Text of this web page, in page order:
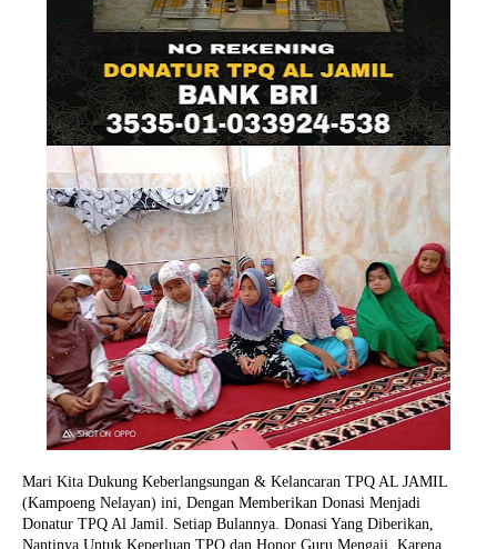
Mari Kita Dukung Keberlangsungan & Kelancaran TPQ AL JAMIL
(Kampoeng Nelayan) ini, Dengan Memberikan Donasi Menjadi
Donatur TPQ Al Jamil. Setiap Bulannya. Donasi Yang Diberikan,
Nantinya Untuk Keperluan TPQ dan Honor Guru Mengaji, Karena